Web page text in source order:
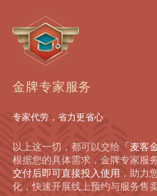
金牌专家服务
专家代劳，省力更省心
以上这一切，都可以交给「麦客
根据您的具体需求，金牌专家服
交付后即可直接投入使用 ，助力
化，快速开展线上预约与服务售卖